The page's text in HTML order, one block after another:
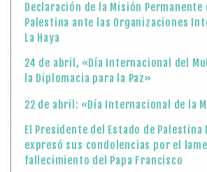
Declaración de la Misión Permanente
Palestina ante las Organizaciones
La Haya
24 de abril, «Día Internacional del
la Diplomacia para la Paz»
22 de abril: «Día Internacional de la
El Presidente del Estado de Palestina
expresó sus condolencias por el
fallecimiento del Papa Francisco